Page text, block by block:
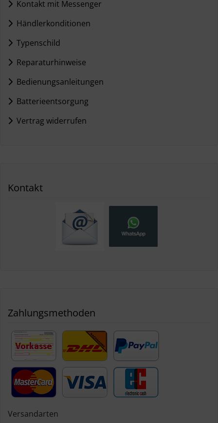
Kontakt mit Messenger
Händlerkonditionen
Typenschild
Reparaturhinweise
Bedienungsanleitungen
Batterieentsorgung
Vertrag widerrufen
Kontakt
Zahlungsmethoden
Versandarten